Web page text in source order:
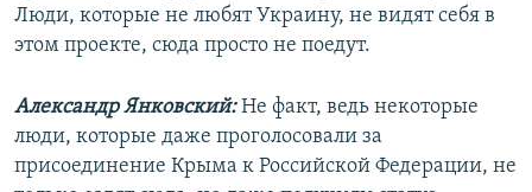
Люди, которые не любят Украину, не видят себя в
этом проекте, сюда просто не поедут.
Александр Янковский:Не факт, ведь некоторые
люди, которые даже проголосовали за
присоединение Крыма к Российской Федерации, не